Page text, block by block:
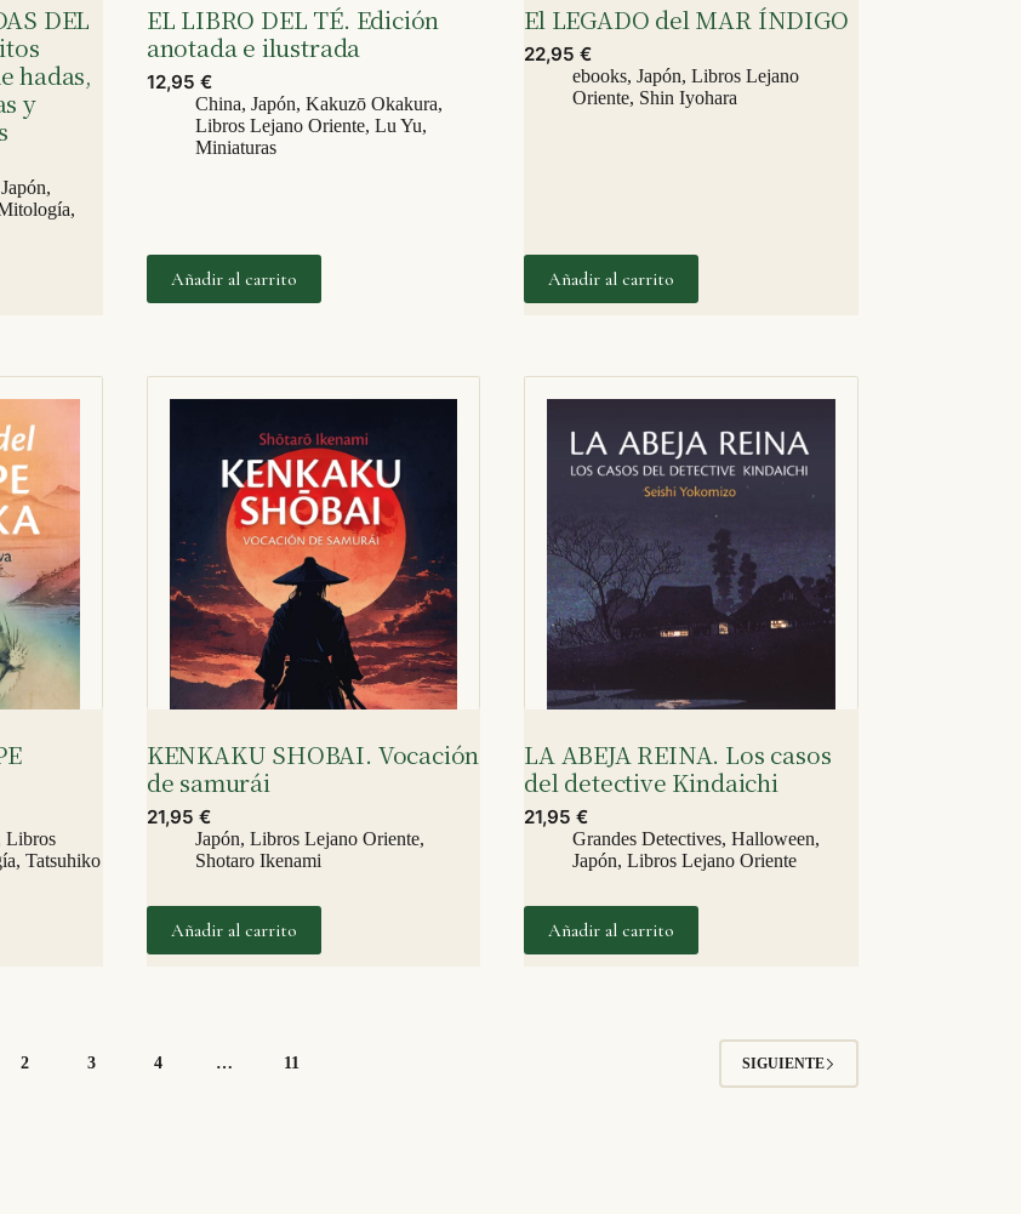
DEL
hadas,
y
Japón,
,
EL LIBRO DEL TÉ. Edición
anotada e ilustrada
12,95 €
China, Japón, Kakuzō Okakura,
Libros Lejano Oriente, Lu Yu,
Miniaturas
Añadir al carrito
El LEGADO del MAR ÍNDIGO
22,95€
ebooks,Japón,Libros Lejano
Oriente, Shin Iyohara
Añadir al carrito
Libros
,Tatsuhiko
KENKAKU SHOBAI. Vocación
de samurái
21,95 €
Japón, Libros Lejano Oriente,
Shotaro Ikenami
Añadir al carrito
LA ABEJA REINA. Los casos
del detective Kindaichi
21,95€
Grandes Detectives,Halloween,
Japón,Libros Lejano Oriente
Añadir al carrito
2 3 4 … 11 SIGUIENTE